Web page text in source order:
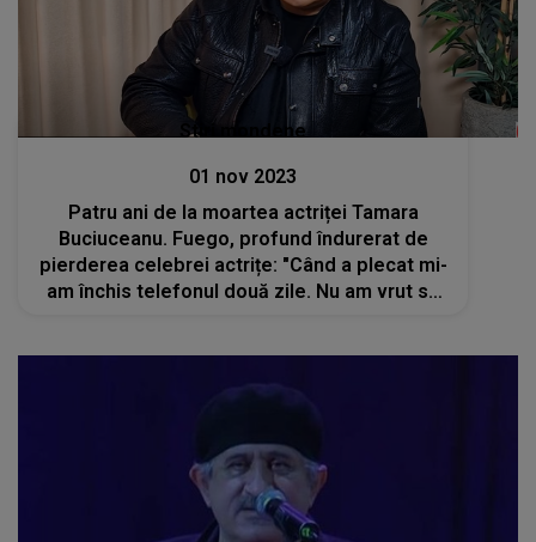
Stiri mondene
01 nov 2023
Patru ani de la moartea actriței Tamara
Buciuceanu. Fuego, profund îndurerat de
pierderea celebrei actrițe: "Când a plecat mi-
am închis telefonul două zile. Nu am vrut să